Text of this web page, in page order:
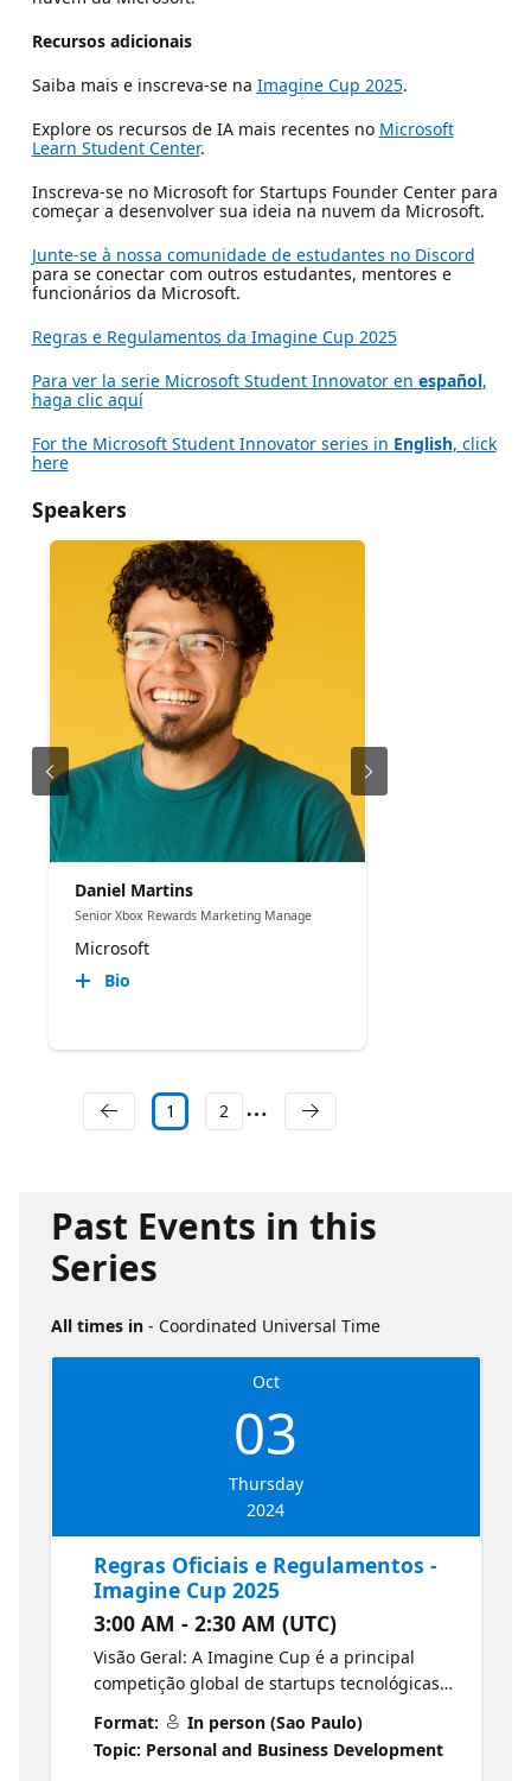
Recursos adicionais
Saiba mais e inscreva-se na Imagine Cup 2025.
Explore os recursos de IA mais recentes no Microsoft
Learn Student Center.
Inscreva-se no Microsoft for Startups Founder Center para
começar a desenvolver sua ideia na nuvem da Microsoft.
Junte-se à nossa comunidade de estudantes no Discord
para se conectar com outros estudantes, mentores e
funcionários da Microsoft.
Regras e Regulamentos da Imagine Cup 2025
Para ver la serie Microsoft Student Innovator en español,
haga clic aquí
For the Microsoft Student Innovator series in English, click
here
Speakers
Daniel Martins
Senior Xbox Rewards Marketing Manage
Microsoft
Bio
1 2
Past Events in this
Series
All times in - Coordinated Universal Time
Oct
03
Thursday
2024
Regras Oficiais e Regulamentos -
Imagine Cup 2025
3:00 AM - 2:30 AM (UTC)
Visão Geral: A Imagine Cup é a principal
competição global de startups tecnológicas
fundadores usarem Inteligência Artificial (IA)
e a Nuvem Microsoft para transformar ideias
Format:
In person (Sao Paulo)
Topic: Personal and Business Development